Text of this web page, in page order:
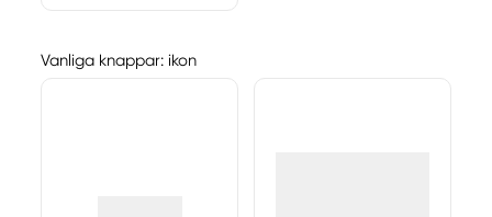
Vanliga knappar: ikon